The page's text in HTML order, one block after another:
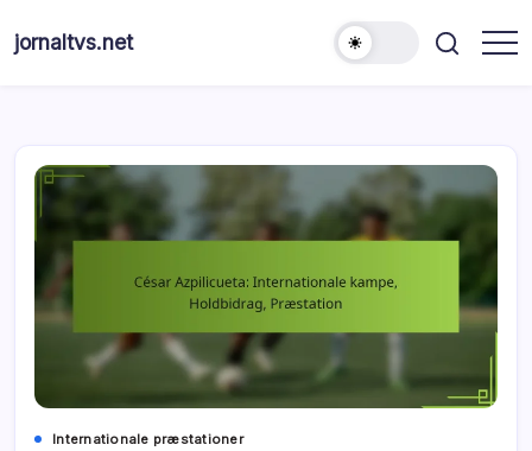
jornaltvs.net
Internationale præstationer